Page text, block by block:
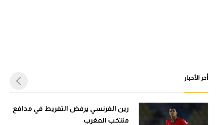
أخر الأخبار
رين الفرنسي يرفض التفريط في مدافع
منتخب المغرب